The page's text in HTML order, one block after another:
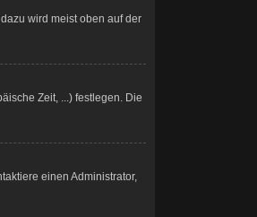
wird meist oben auf der
Zeit, ...) festlegen. Die
einen Administrator,